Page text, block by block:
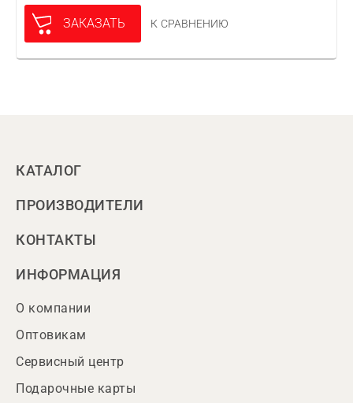
ЗАКАЗАТЬ К СРАВНЕНИЮ
КАТАЛОГ
ПРОИЗВОДИТЕЛИ
КОНТАКТЫ
ИНФОРМАЦИЯ
О компании
Оптовикам
Сервисный центр
Подарочные карты